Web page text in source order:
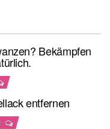
Bekämpfen
entfernen